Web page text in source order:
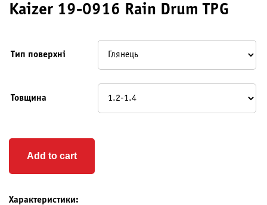
Kaizer 19-0916 Rain Drum TPG
Тип поверхні
Товщина
Add to cart
Характеристики: